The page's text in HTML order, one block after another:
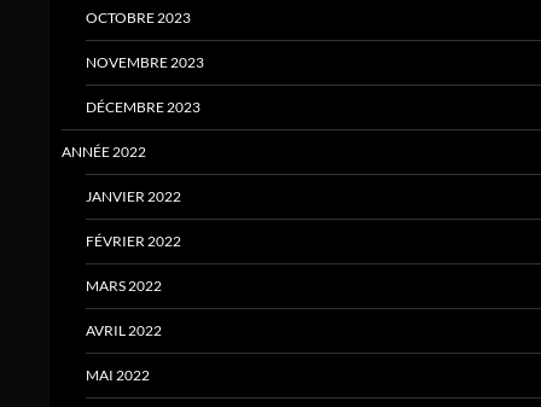
OCTOBRE 2023
NOVEMBRE 2023
DÉCEMBRE 2023
ANNÉE 2022
JANVIER 2022
FÉVRIER 2022
MARS 2022
AVRIL 2022
MAI 2022